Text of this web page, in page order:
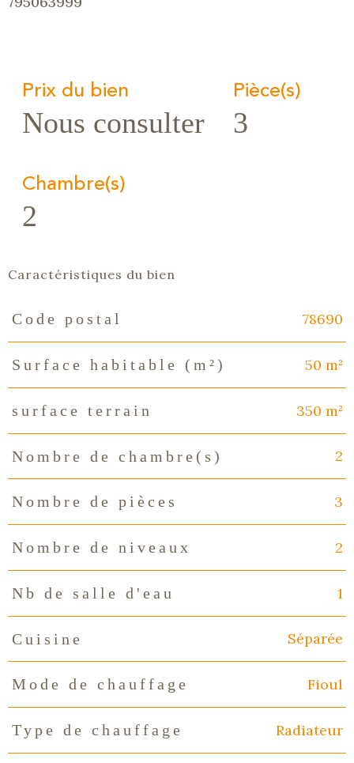
Prix du bien
Nous consulter
Pièce(s)
3
Chambre(s)
2
Caractéristiques du bien
Caractéristiques
Code postal 78690
Surface habitable (m²) 50 m²
surface terrain 350 m²
Nombre de chambre(s) 2
Nombre de pièces 3
Nombre de niveaux 2
Nb de salle d'eau 1
Cuisine Séparée
Mode de chauffage Fioul
Type de chauffage Radiateur